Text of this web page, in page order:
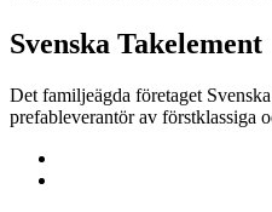
Svenska Takelement
Det familjeägda företaget
prefableverantör av förstklassiga